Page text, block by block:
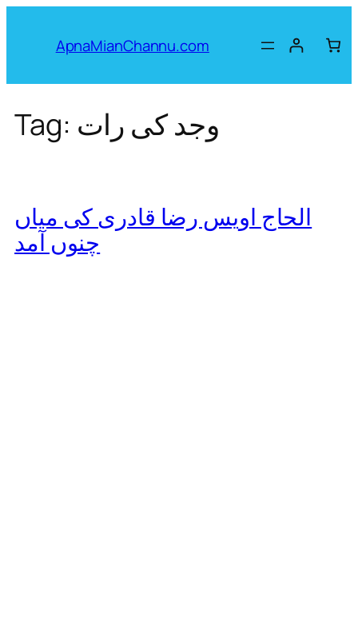
contentApnaMianChannu.com
Tag: وجد کی رات
الحاج اویس رضا قادری کی میاں
چنوں آمد